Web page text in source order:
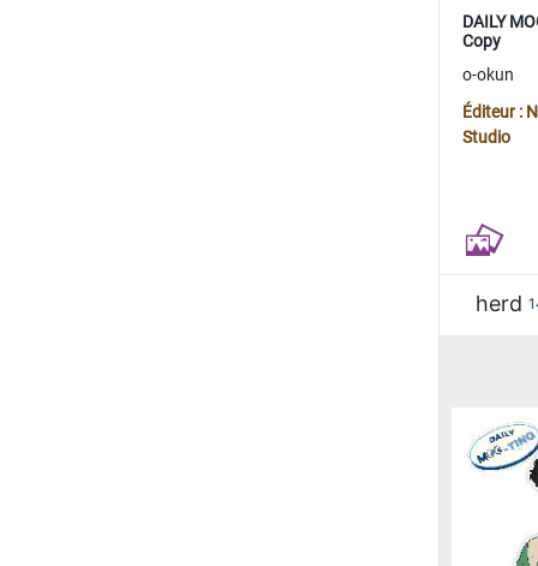
DAILY
Copy
o-okun
Éditeur :
Studio
herd